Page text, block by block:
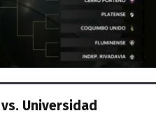
Universidad